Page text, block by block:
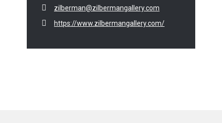
zilberman@zilbermangallery.com
https://www.zilbermangallery.com/